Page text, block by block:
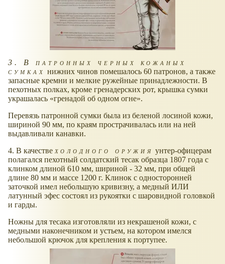
3. В патронных черных кожаных
сумках нижних чинов помешалось 60 патронов, а также
запасные кремни и мелкие ружейные принадлежности. В
пехотных полках, кроме гренадерских рот, крышка сумки
украшалась
гренадой об одном огне .
Перевязь патронной сумки была из беленой лосиной кожи,
шириной 90 мм, по краям прострачивалась или на ней
выдавливали канавки.
4. В качестве холодного оружия унтер-офицерам
полагался пехотный солдатский тесак образца 1807 года с
клинком длиной 610 мм, шириной - 32 мм, при общей
длине 80 мм и массе 1200 г. Клинок с односторонней
заточкой имел небольшую кривизну, а медный ИЛИ
латунный эфес состоял из рукоятки с шаровидной головкой
и гарды.
Ножны для тесака изготовляли из некрашеной кожи, с
медными наконечником и устьем, на котором имелся
небольшой крючок для крепления к портупее.